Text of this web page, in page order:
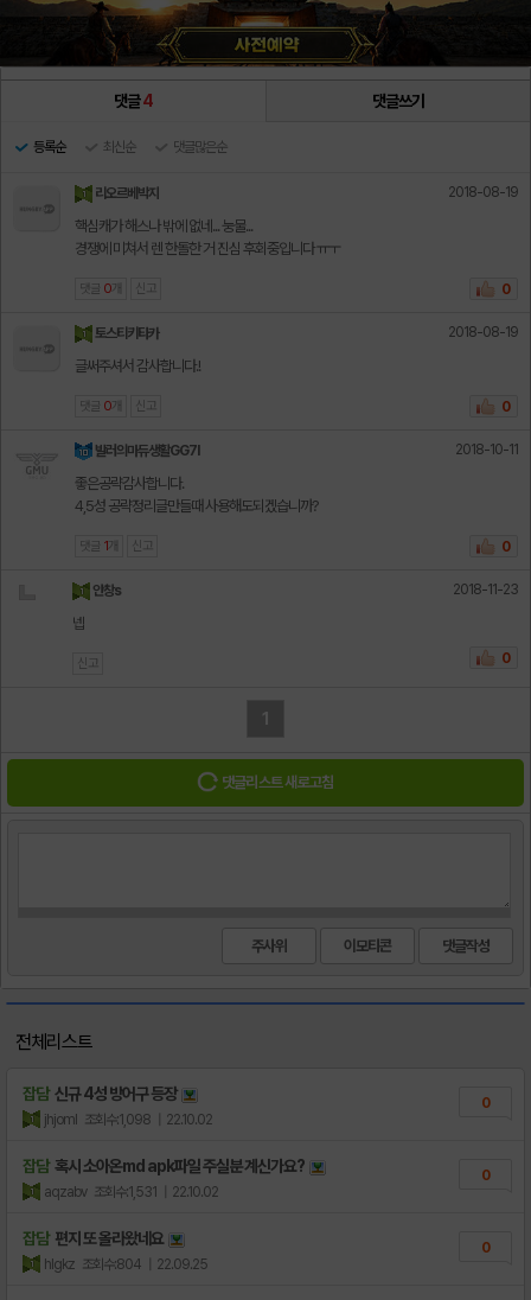
댓글4 댓글쓰기
등록순 최신순 댓글많은순
리오르베박지 2018-08-19
핵심캐가 해스나 밖에 없네... 눙물...
경쟁에 미쳐서 렌 한돌한 거 진심 후회중입니다 ㅠㅜ
댓글 0 개 신고 0
토스티키타카 2018-08-19
글써주셔서 감사합니다.!
댓글 0 개 신고 0
발러의마듀생활GG7I 2018-10-11
좋은공략감사합니다.
4,5성 공략정리글만들때 사용해도되겠습니까?
댓글 1 개 신고 0
안창s 2018-11-23
넵
신고 0
1
댓글리스트 새로고침
주사위 이모티콘
전체리스트
잡담 신규 4성 방어구 등장
jhjoml 조회수:1,098 | 22.10.02
0
잡담 혹시 소아온md apk파일 주실분 계신가요?
aqzabv 조회수:1,531 | 22.10.02
0
잡담 편지 또 올라왔네요
hlgkz 조회수:804 | 22.09.25
0